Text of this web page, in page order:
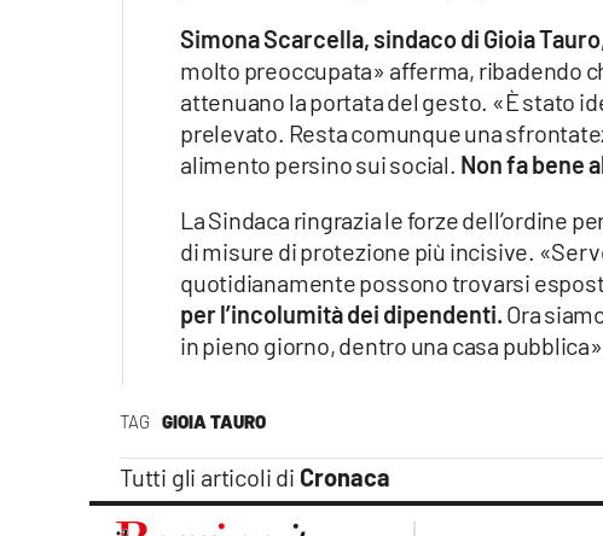
TAG GIOIA TAURO
Tutti gli articoli di Cronaca
Simona Scarcella, sindaco di Gioia
molto preoccupata» afferma, ribadendo
attenuano la portata del gesto. «È stato
prelevato. Resta comunque una
alimento persino sui social. Non fa bene
La Sindaca ringrazia le forze dell’ordine
di misure di protezione più incisive.
quotidianamente possono trovarsi
per l’incolumità dei dipendenti. Ora
in pieno giorno, dentro una casa